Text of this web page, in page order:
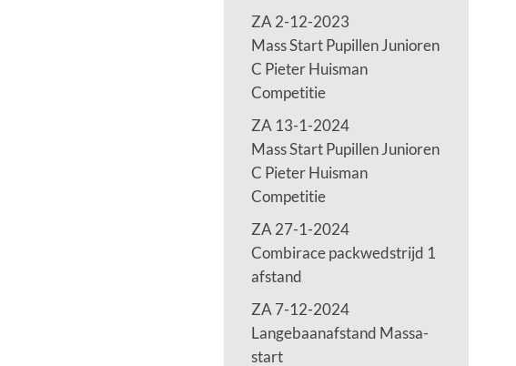
ZA 2-12-2023
Mass Start Pupillen Junioren
C Pieter Huisman
Competitie
ZA 13-1-2024
Mass Start Pupillen Junioren
C Pieter Huisman
Competitie
ZA 27-1-2024
Combirace packwedstrijd 1
afstand
ZA 7-12-2024
Langebaanafstand Massa-
start